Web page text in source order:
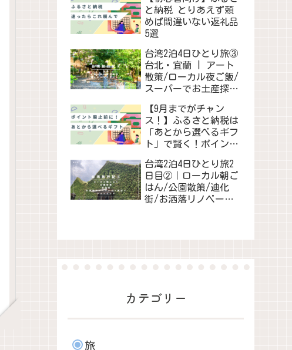
と納税 とりあえず頼
めば間違いない返礼品
5選
台湾2泊4日ひとり旅③
台北・宜蘭 | アート
散策/ローカル夜ご飯/
スーパーでお土産探
【9月までがチャン
ス！】ふるさと納税は
「あとから選べるギフ
ト」で賢く！ポイント
しよう！
台湾2泊4日ひとり旅2
日目②｜ローカル朝ご
はん/公園散策/迪化
街/お洒落リノベーシ
カテゴリー
旅